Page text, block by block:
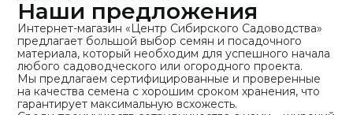
Наши предложения
Интернет-магазин «Центр Сибирского Садоводства»
предлагает большой выбор семян и посадочного
материала, который необходим для успешного начала
любого садоводческого или огородного проекта.
Мы предлагаем сертифицированные и проверенные
на качества семена с хорошим сроком хранения, что
гарантирует максимальную всхожесть.